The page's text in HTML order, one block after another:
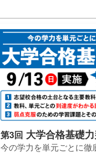
第3回 大学合格基礎
今の学力を単元ごとに